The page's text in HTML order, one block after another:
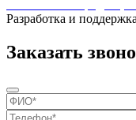
Разработка и
Заказать